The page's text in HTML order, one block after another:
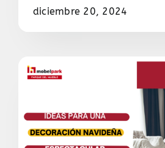
diciembre 20, 2024